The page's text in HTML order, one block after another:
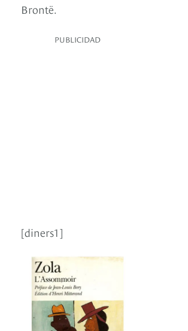
Brontë.
PUBLICIDAD
[diners1]